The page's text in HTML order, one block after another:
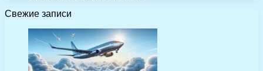
Свежие записи